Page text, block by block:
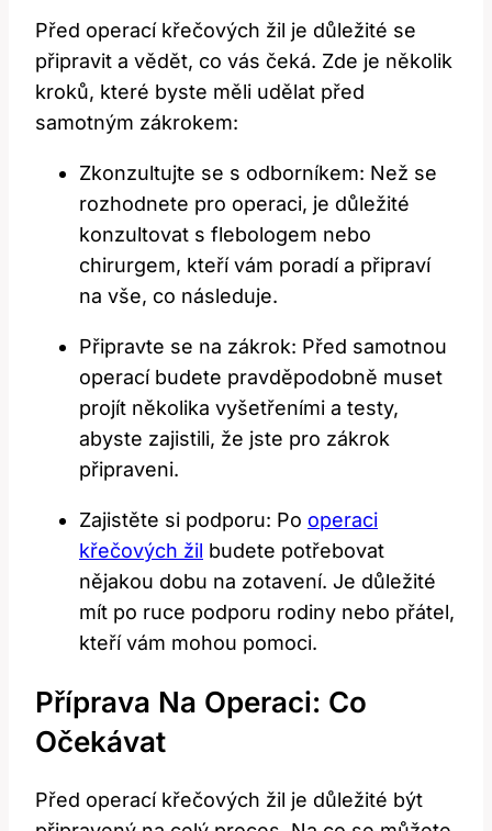
Před operací křečových žil je důležité se
připravit a vědět, co vás čeká. Zde je několik
kroků, které byste měli udělat před
samotným zákrokem:
Zkonzultujte se s odborníkem: Než se
rozhodnete pro operaci, je důležité
konzultovat s flebologem nebo
chirurgem, kteří vám poradí a připraví
na vše, co následuje.
Připravte se na zákrok: Před samotnou
operací budete pravděpodobně muset
projít několika vyšetřeními a testy,
abyste zajistili, že jste pro zákrok
připraveni.
Zajistěte si podporu: Po operaci
křečových žil budete potřebovat
nějakou dobu na zotavení. Je důležité
mít po ruce podporu rodiny nebo přátel,
kteří vám mohou pomoci.
Příprava Na Operaci: Co
Očekávat
Před operací křečových žil je důležité být